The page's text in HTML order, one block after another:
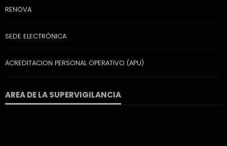
RENOVA
SEDE ELECTRÓNICA
ACREDITACION PERSONAL OPERATIVO (APU)
AREA DE LA SUPERVIGILANCIA